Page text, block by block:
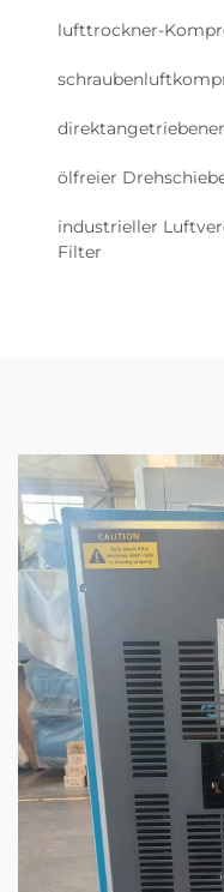
lufttrockner-
ölfreier
industrieller
Filter